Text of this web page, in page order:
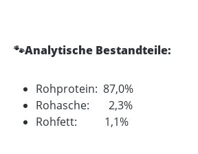
🐾Analytische Bestandteile:
Rohprotein: 87,0%
Rohasche: 2,3%
Rohfett: 1,1%